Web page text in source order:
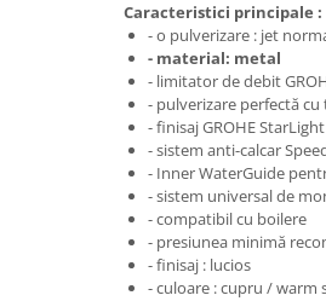
Cuiere si suporturi prosoape
Rafturi si depozitare
Accesorii cada
Accesorii lavoare
Cosuri de rufe
Caracteristici principale :
- o pulverizare : jet
- material: metal
- limitator de debit
- pulverizare perfectă cu
- finisaj GROHE StarLight
- sistem anti-calcar
- Inner WaterGuide
- sistem universal de
- compatibil cu boilere
- presiunea minimă
- finisaj : lucios
- culoare : cupru / warm